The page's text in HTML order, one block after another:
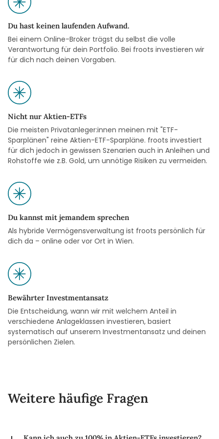
Du hast keinen laufenden Aufwand.
Bei einem Online-Broker trägst du selbst die volle
Verantwortung für dein Portfolio. Bei froots investieren wir
für dich nach deinen Vorgaben.
Nicht nur Aktien-ETFs
Die meisten Privatanleger:innen meinen mit "ETF-
Sparplänen" reine Aktien-ETF-Sparpläne. froots investiert
für dich jedoch in gewissen Szenarien auch in Anleihen und
Rohstoffe wie z.B. Gold, um unnötige Risiken zu vermeiden.
Du kannst mit jemandem sprechen
Als hybride Vermögensverwaltung ist froots persönlich für
dich da – online oder vor Ort in Wien.
Bewährter Investmentansatz
Die Entscheidung, wann wir mit welchem Anteil in
verschiedene Anlageklassen investieren, basiert
systematisch auf unserem Investmentansatz und deinen
persönlichen Zielen.
Weitere häufige Fragen